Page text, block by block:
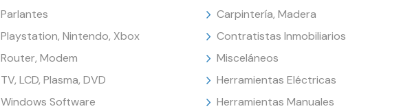
Parlantes
Playstation, Nintendo, Xbox
Router, Modem
TV, LCD, Plasma, DVD
Windows Software
Carpintería, Madera
Contratistas Inmobiliarios
Misceláneos
Herramientas Eléctricas
Herramientas Manuales